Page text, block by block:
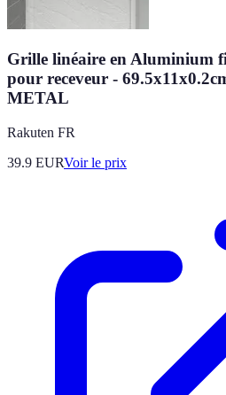
Grille linéaire en Aluminium
pour receveur -
METAL
Rakuten FR
39.9 EURVoir le prix